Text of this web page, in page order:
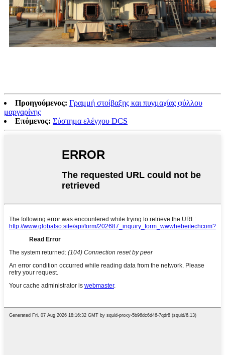
Προηγούμενος: Γραμμή στοίβαξης και πυγμαχίας φύλλου
μαργαρίνης
Επόμενος: Σύστημα ελέγχου DCS